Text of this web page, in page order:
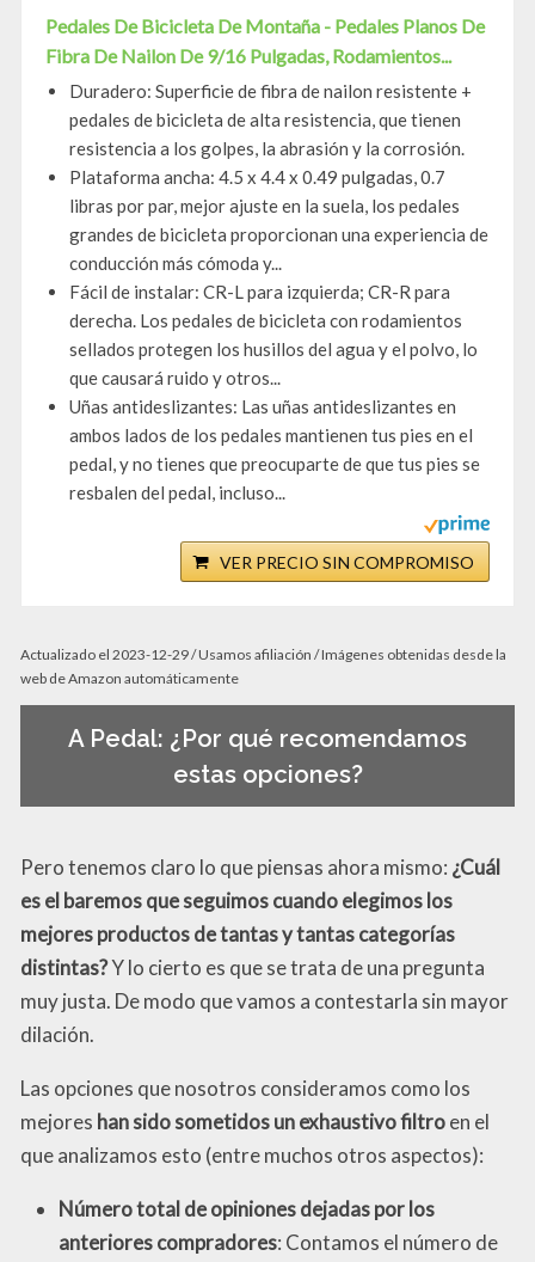
Pedales De Bicicleta De Montaña - Pedales Planos De
Fibra De Nailon De 9/16 Pulgadas, Rodamientos...
Duradero: Superficie de fibra de nailon resistente +
pedales de bicicleta de alta resistencia, que tienen
resistencia a los golpes, la abrasión y la corrosión.
Plataforma ancha: 4.5 x 4.4 x 0.49 pulgadas, 0.7
libras por par, mejor ajuste en la suela, los pedales
grandes de bicicleta proporcionan una experiencia de
conducción más cómoda y...
Fácil de instalar: CR-L para izquierda; CR-R para
derecha. Los pedales de bicicleta con rodamientos
sellados protegen los husillos del agua y el polvo, lo
que causará ruido y otros...
Uñas antideslizantes: Las uñas antideslizantes en
ambos lados de los pedales mantienen tus pies en el
pedal, y no tienes que preocuparte de que tus pies se
resbalen del pedal, incluso...
VER PRECIO SIN COMPROMISO
Actualizado el 2023-12-29 / Usamos afiliación / Imágenes obtenidas desde la
web de Amazon automáticamente
A Pedal: ¿Por qué recomendamos
estas opciones?
Pero tenemos claro lo que piensas ahora mismo: ¿Cuál
es el baremos que seguimos cuando elegimos los
mejores productos de tantas y tantas categorías
distintas?Y lo cierto es que se trata de una pregunta
muy justa. De modo que vamos a contestarla sin mayor
dilación.
Las opciones que nosotros consideramos como los
mejores han sido sometidos un exhaustivo filtroen el
que analizamos esto (entre muchos otros aspectos):
Número total de opiniones dejadas por los
anteriores compradores: Contamos el número de